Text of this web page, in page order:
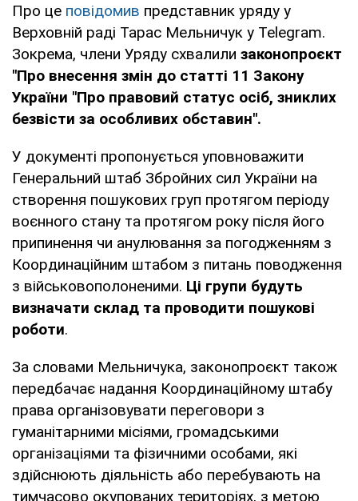
Про це повідомив представник уряду у
Верховній раді Тарас Мельничук у Telegram.
Зокрема, члени Уряду схвалили законопроєкт
"Про внесення змін до статті 11 Закону
України "Про правовий статус осіб, зниклих
безвісти за особливих обставин".
У документі пропонується уповноважити
Генеральний штаб Збройних сил України на
створення пошукових груп протягом періоду
воєнного стану та протягом року після його
припинення чи анулювання за погодженням з
Координаційним штабом з питань поводження
з військовополоненими. Ці групи будуть
визначати склад та проводити пошукові
роботи.
За словами Мельничука, законопроєкт також
передбачає надання Координаційному штабу
права організовувати переговори з
гуманітарними місіями, громадськими
організаціями та фізичними особами, які
здійснюють діяльність або перебувають на
тимчасово окупованих територіях, з метою